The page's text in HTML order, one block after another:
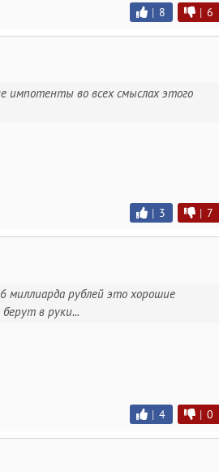
| 8 | 6
импотенты во всех смыслах этого
| 3 | 7
миллиарда рублей это хорошие
в руки...
| 4 | 0